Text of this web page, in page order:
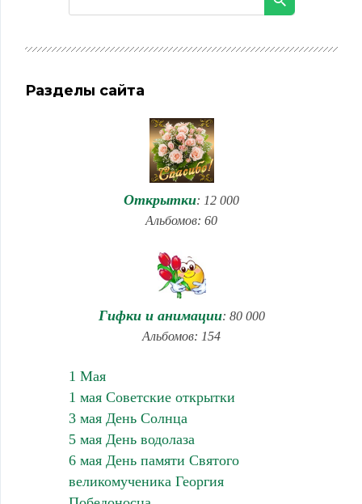
Разделы сайта
Открытки: 12 000
Альбомов: 60
Гифки и анимации: 80 000
Альбомов: 154
1 Мая
1 мая Советские открытки
3 мая День Солнца
5 мая День водолаза
6 мая День памяти Святого
великомученика Георгия